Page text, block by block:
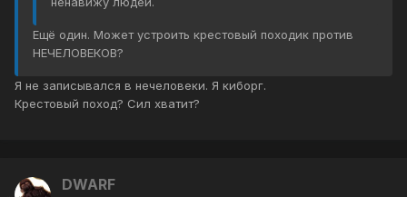
Ещё один. Может устроить крестовый походик против
НЕЧЕЛОВЕКОВ?
Я не записывался в нечеловеки. Я киборг.
Крестовый поход? Сил хватит?
DWARF